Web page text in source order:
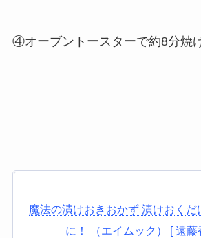
④オーブントースターで約8分焼
魔法の漬けおきおかず 漬けおくだ
に！ （エイムック） [ 遠藤